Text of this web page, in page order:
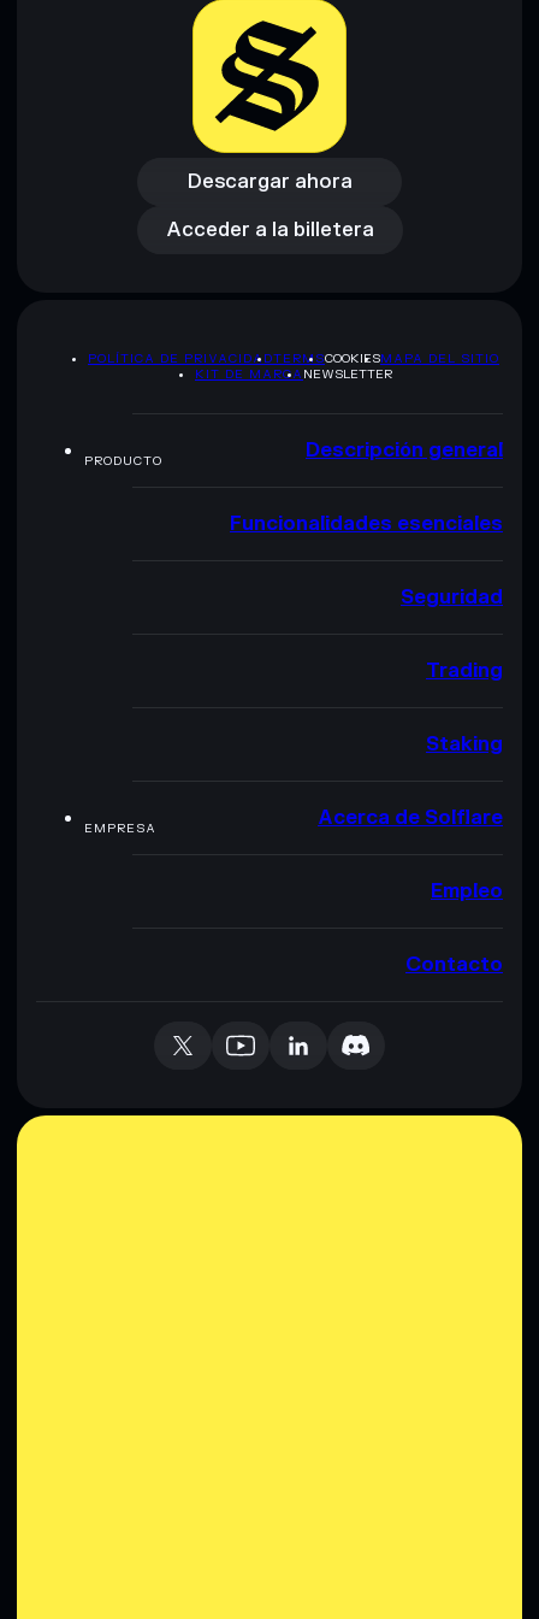
Descargar ahora
Descargar ahora
Acceder a la billetera
Acceder a la billetera
POLÍTICA DE PRIVACIDADTERMSCOOKIESMAPA DEL SITIO
KIT DE MARCA NEWSLETTER
PRODUCTO Descripción general
Funcionalidades esenciales
Seguridad
Trading
Staking
EMPRESA Acerca de Solflare
Empleo
Contacto